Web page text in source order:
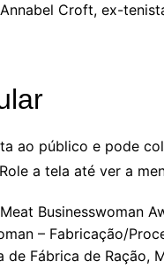
Croft, ex-
ao público e pode
a tela até ver a
Businesswoman
– Fabricação/
de Fábrica de Ração,